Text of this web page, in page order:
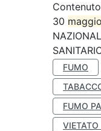
30 maggio
FUMO
FUMO
VIETATO